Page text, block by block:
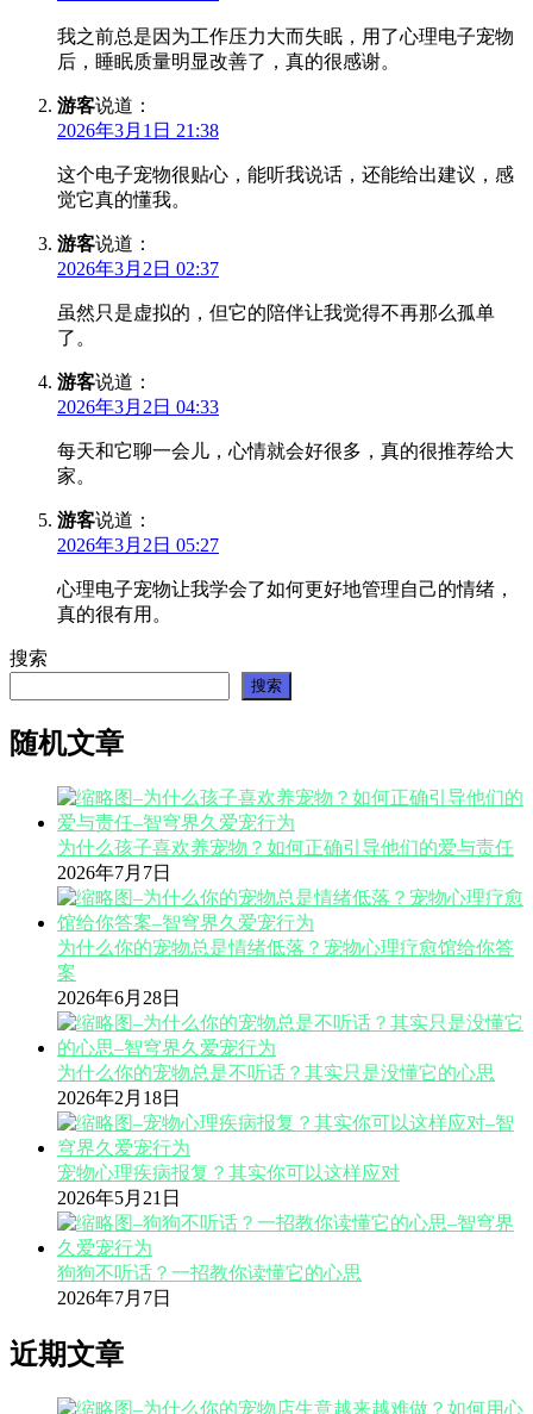
我之前总是因为工作压力大而失眠，用了心理电子宠物
后，睡眠质量明显改善了，真的很感谢。
游客说道：
2026年3月1日 21:38
这个电子宠物很贴心，能听我说话，还能给出建议，感
觉它真的懂我。
游客说道：
2026年3月2日 02:37
虽然只是虚拟的，但它的陪伴让我觉得不再那么孤单
了。
游客说道：
2026年3月2日 04:33
每天和它聊一会儿，心情就会好很多，真的很推荐给大
家。
游客说道：
2026年3月2日 05:27
心理电子宠物让我学会了如何更好地管理自己的情绪，
真的很有用。
搜索
搜索
随机文章
为什么孩子喜欢养宠物？如何正确引导他们的爱与责任
2026年7月7日
为什么你的宠物总是情绪低落？宠物心理疗愈馆给你答
案
2026年6月28日
为什么你的宠物总是不听话？其实只是没懂它的心思
2026年2月18日
宠物心理疾病报复？其实你可以这样应对
2026年5月21日
狗狗不听话？一招教你读懂它的心思
2026年7月7日
近期文章